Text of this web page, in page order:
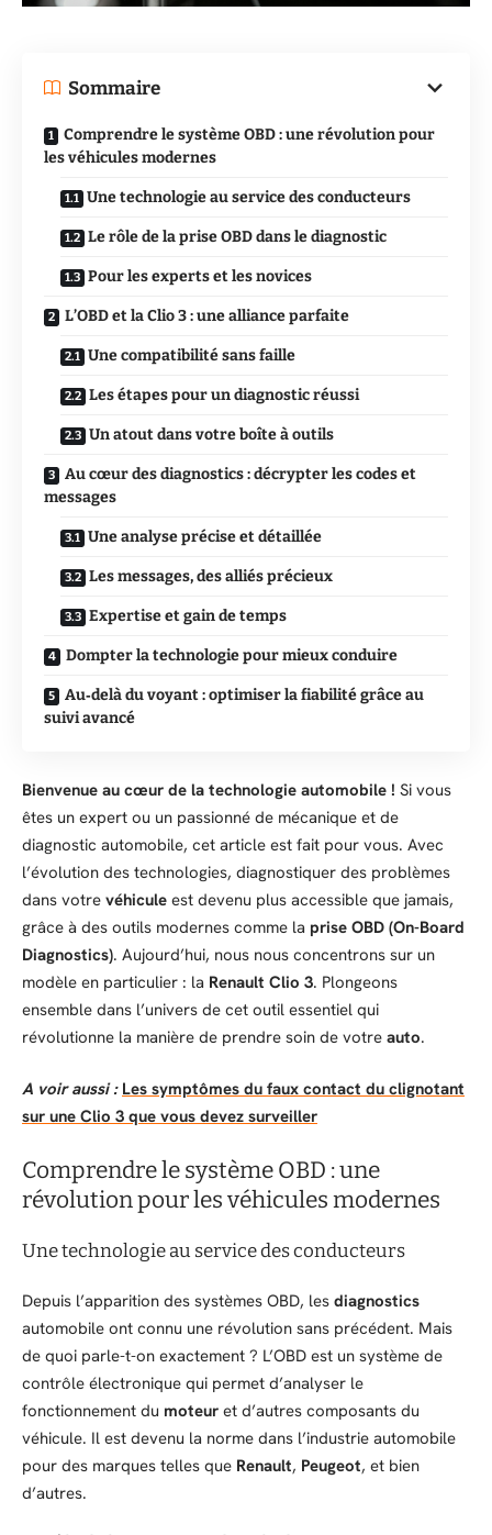
Sommaire
Comprendre le système OBD : une révolution pour
les véhicules modernes
Une technologie au service des conducteurs
Le rôle de la prise OBD dans le diagnostic
Pour les experts et les novices
L’OBD et la Clio 3 : une alliance parfaite
Une compatibilité sans faille
Les étapes pour un diagnostic réussi
Un atout dans votre boîte à outils
Au cœur des diagnostics : décrypter les codes et
messages
Une analyse précise et détaillée
Les messages, des alliés précieux
Expertise et gain de temps
Dompter la technologie pour mieux conduire
Au‑delà du voyant : optimiser la fiabilité grâce au
suivi avancé
Bienvenue au cœur de la technologie automobile ! Si vous
êtes un expert ou un passionné de mécanique et de
diagnostic automobile, cet article est fait pour vous. Avec
l’évolution des technologies, diagnostiquer des problèmes
dans votre véhicule est devenu plus accessible que jamais,
grâce à des outils modernes comme la prise OBD (On-Board
Diagnostics). Aujourd’hui, nous nous concentrons sur un
modèle en particulier : la Renault Clio 3. Plongeons
ensemble dans l’univers de cet outil essentiel qui
révolutionne la manière de prendre soin de votre auto.
A voir aussi : Les symptômes du faux contact du clignotant
sur une Clio 3 que vous devez surveiller
Comprendre le système OBD : une
révolution pour les véhicules modernes
Une technologie au service des conducteurs
Depuis l’apparition des systèmes OBD, les diagnostics
automobile ont connu une révolution sans précédent. Mais
de quoi parle-t-on exactement ? L’OBD est un système de
contrôle électronique qui permet d’analyser le
fonctionnement du moteur et d’autres composants du
véhicule. Il est devenu la norme dans l’industrie automobile
pour des marques telles que Renault, Peugeot, et bien
d’autres.